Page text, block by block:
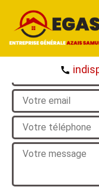
Demande